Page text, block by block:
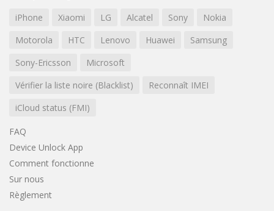
iPhone Xiaomi LG Alcatel Sony
Nokia
Motorola
HTC Lenovo Huawei
Samsung
Sony-Ericsson
Microsoft
Vérifier la liste noire (Blacklist)
Reconnaît IMEI
iCloud status (FMI)
FAQ
Device Unlock App
Comment fonctionne
Sur nous
Règlement